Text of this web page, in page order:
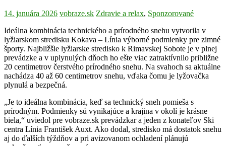
14. januára 2026 vobraze.sk Zdravie a relax, Sponzorované
Ideálna kombinácia technického a prírodného snehu vytvorila v
lyžiarskom stredisku Kokava – Línia výborné podmienky pre zimné
športy. Najbližšie lyžiarske stredisko k Rimavskej Sobote je v plnej
prevádzke a v uplynulých dňoch ho ešte viac zatraktívnilo približne
20 centimetrov čerstvého prírodného snehu. Na svahoch sa aktuálne
nachádza 40 až 60 centimetrov snehu, vďaka čomu je lyžovačka
plynulá a bezpečná.
„Je to ideálna kombinácia, keď sa technický sneh pomieša s
prírodným. Podmienky sú vynikajúce a krajina v okolí je krásne
biela,“ uviedol pre vobraze.sk prevádzkar a jeden z konateľov Ski
centra Línia František Auxt. Ako dodal, stredisko má dostatok snehu
aj do ďalších týždňov a pri avizovanom ochladení plánujú